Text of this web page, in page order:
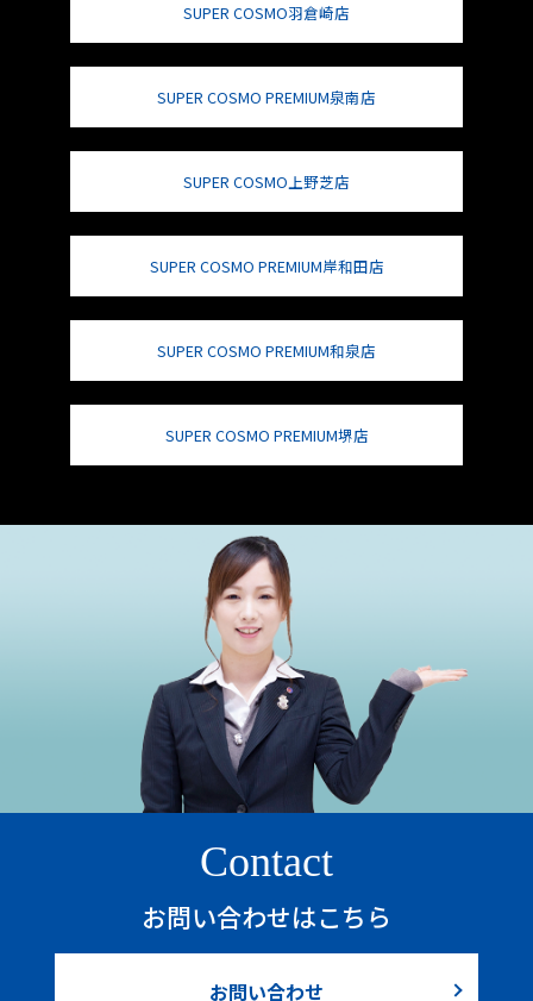
SUPER COSMO羽倉崎店
SUPER COSMO PREMIUM泉南店
SUPER COSMO上野芝店
SUPER COSMO PREMIUM岸和田店
SUPER COSMO PREMIUM和泉店
SUPER COSMO PREMIUM堺店
Contact
お問い合わせはこちら
お問い合わせ